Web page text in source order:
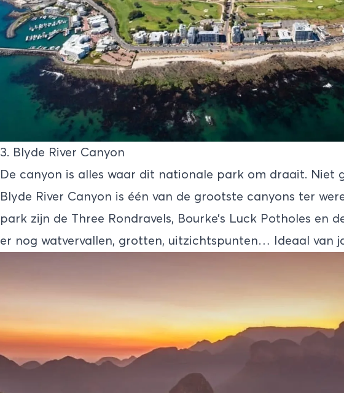
3. Blyde River Canyon
De canyon is alles waar dit nationale park om draait. Niet
Blyde River Canyon is één van de grootste canyons ter
park zijn de Three Rondravels, Bourke’s Luck Potholes en
er nog watvervallen, grotten, uitzichtspunten… Ideaal van